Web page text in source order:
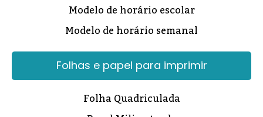
Modelo de horário escolar
Modelo de horário semanal
Folhas e papel para imprimir
Folha Quadriculada